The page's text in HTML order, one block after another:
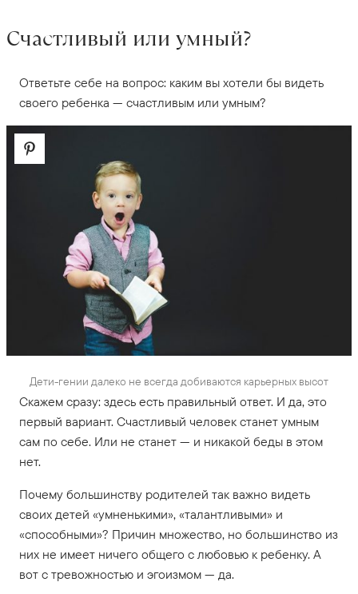
Счастливый или умный?
Ответьте себе на вопрос: каким вы хотели бы видеть
своего ребенка — счастливым или умным?
Дети-гении далеко не всегда добиваются карьерных высот
Скажем сразу: здесь есть правильный ответ. И да, это
первый вариант. Счастливый человек станет умным
сам по себе. Или не станет — и никакой беды в этом
нет.
Почему большинству родителей так важно видеть
своих детей «умненькими», «талантливыми» и
«способными»? Причин множество, но большинство из
них не имеет ничего общего с любовью к ребенку. А
вот с тревожностью и эгоизмом — да.